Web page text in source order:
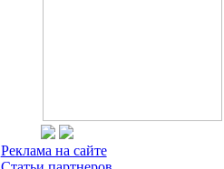
Реклама на сайте